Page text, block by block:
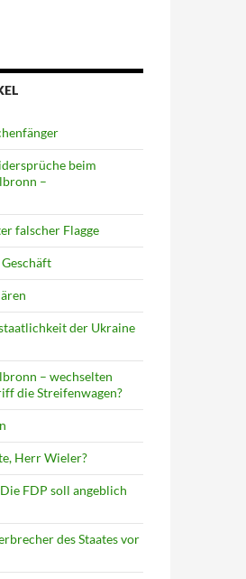
beim
–
falscher Flagge
der Ukraine
– wechselten
die Streifenwagen?
Herr Wieler?
FDP soll angeblich
des Staates vor